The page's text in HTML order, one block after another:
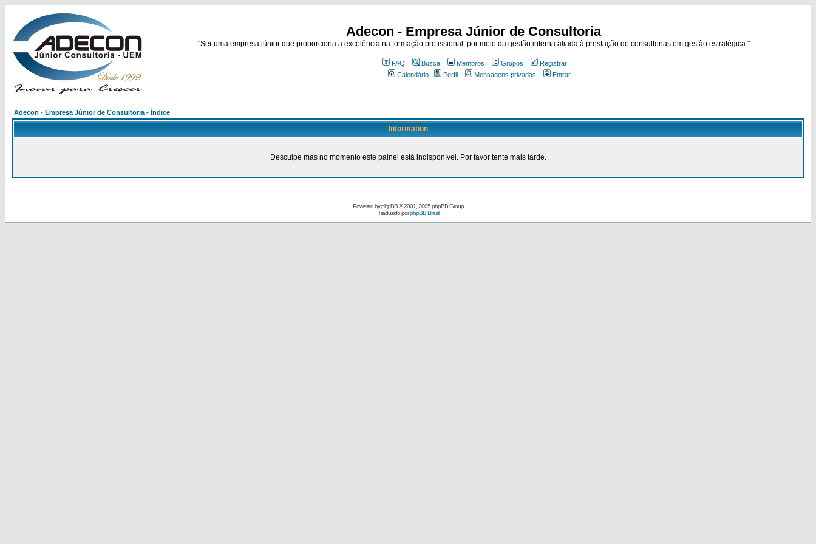
Adecon - Empresa Júnior de Consultoria
"Ser uma empresa júnior que proporciona a excelência na formação profissional, por meio da gestão interna aliada à prestação de consultorias em gestão estratégica."
FAQ Busca Membros Grupos
Registrar
Calendário
Perfil Mensagens privadas Entrar
Adecon - Empresa Júnior de Consultoria - Índice
Information
Desculpe mas no momento este painel está indisponível. Por favor tente mais tarde.
Powered byphpBB© 2001, 2005 phpBB Group
Traduzido porphpBB Brasil